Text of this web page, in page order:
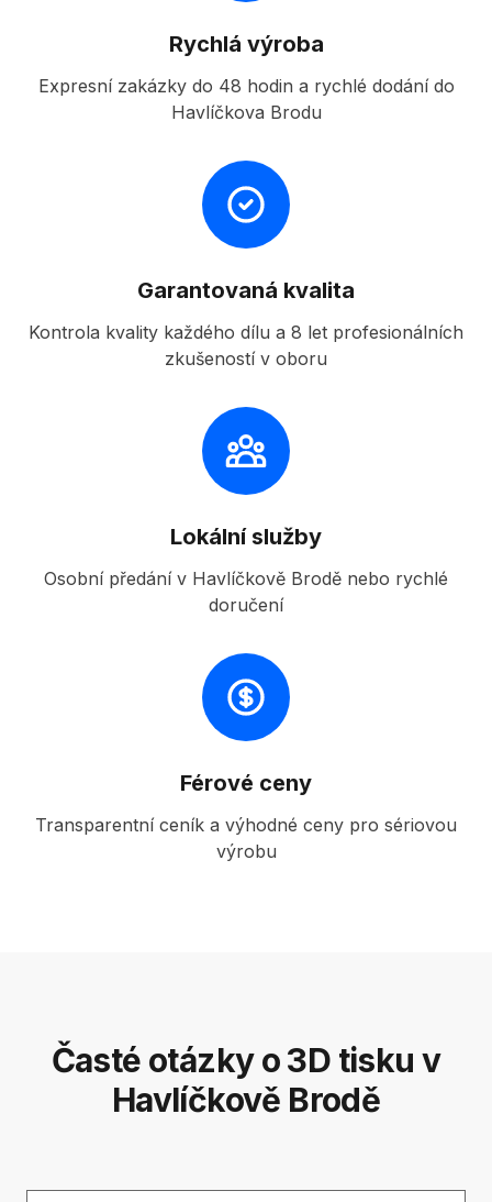
Rychlá výroba
Expresní zakázky do 48 hodin a rychlé dodání do
Havlíčkova Brodu
Garantovaná kvalita
Kontrola kvality každého dílu a 8 let profesionálních
zkušeností v oboru
Lokální služby
Osobní předání v Havlíčkově Brodě nebo rychlé
doručení
Férové ceny
Transparentní ceník a výhodné ceny pro sériovou
výrobu
Časté otázky o 3D tisku v
Havlíčkově Brodě